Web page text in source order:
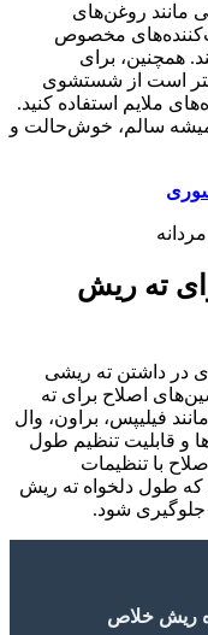
مانند روغن‌های
مخصوص
همچنین، برای
است از شستشوی
ملایم استفاده کنید.
سالم، خوش‌حالت و
ته ریش
در داشتن ته ریشی
اصلاح برای ته
فیلیپس، براون، وال
و قابلیت تنظیم طول
با تنظیمات
که طول دلخواه ته ریش
جلوگیری شود.
ریش خلاص